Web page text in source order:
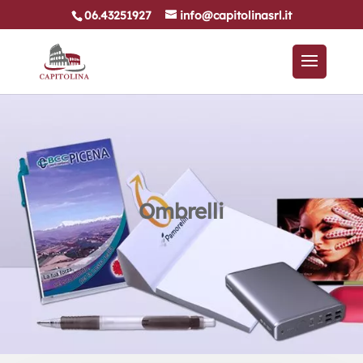
06.43251927 info@capitolinasrl.it
Ombrelli